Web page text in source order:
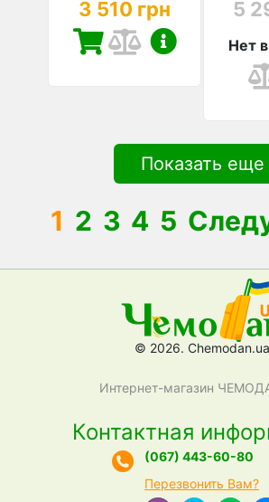
3 510 грн 5
Нет
Показать еще
1 2 3 4 5
© 2026. Chemodan.ua
Интернет-магазин
Контактная
(067) 443-60-80
Перезвонить Вам?